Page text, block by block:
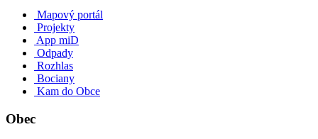
Mapový portál
Projekty
App miD
Odpady
Rozhlas
Bociany
Kam do Obce
Obec